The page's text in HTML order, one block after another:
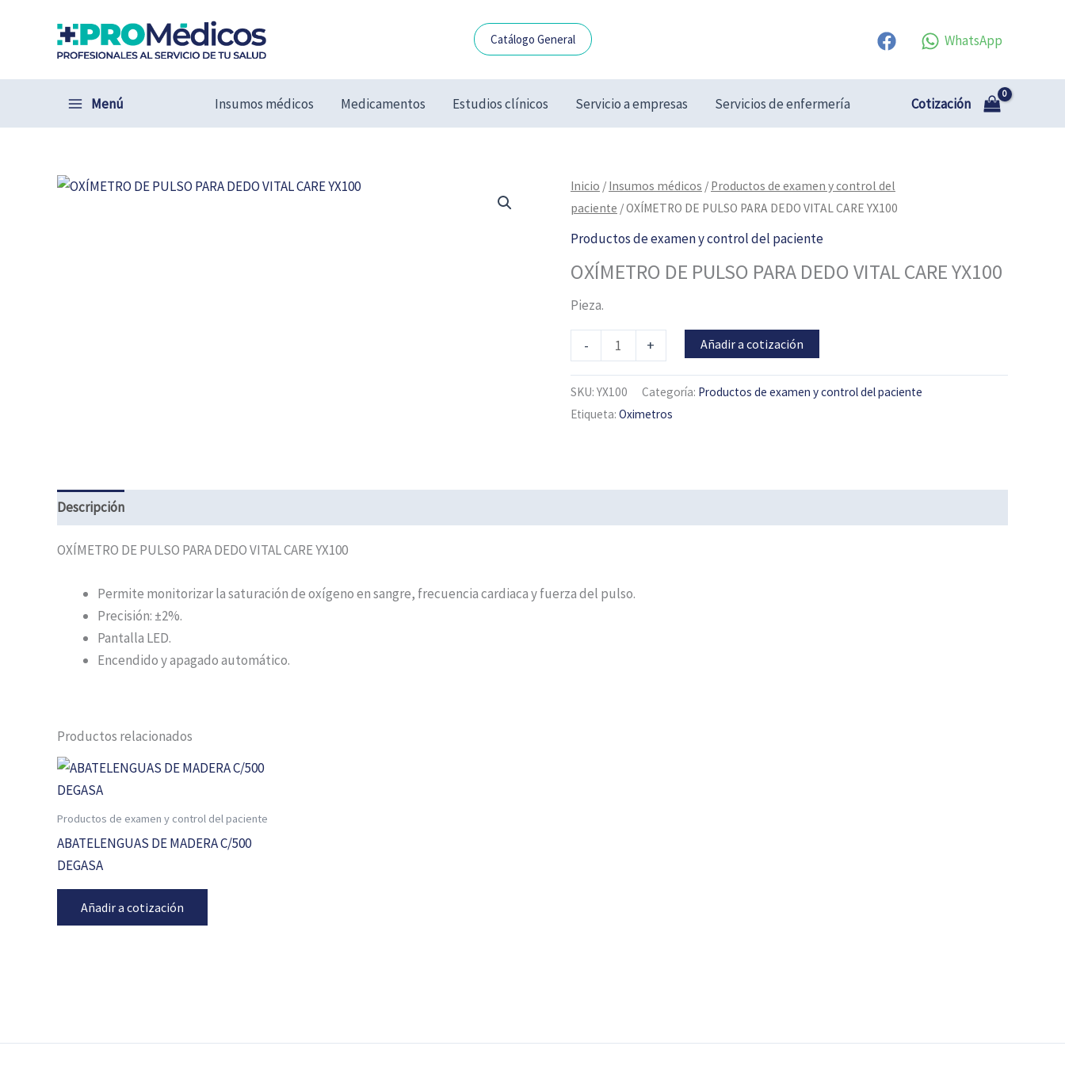
contenido
Catálogo General WhatsApp
Menú Insumos médicos Medicamentos Estudios clínicos Servicio a empresas Servicios de enfermería Cotización
Inicio / Insumos médicos / Productos de examen y control del
paciente / OXÍMETRO DE PULSO PARA DEDO VITAL CARE YX100
Productos de examen y control del paciente
OXÍMETRO DE PULSO PARA DEDO VITAL CARE YX100
Pieza.
-
OXÍMETRO
DE
PULSO
DEDO
VITAL
cantidad
+ Añadir a cotización
SKU: YX100 Categoría: Productos de examen y control del paciente
Etiqueta: Oximetros
Descripción
OXÍMETRO DE PULSO PARA DEDO VITAL CARE YX100
Permite monitorizar la saturación de oxígeno en sangre, frecuencia cardiaca y fuerza del pulso.
Precisión: ±2%.
Pantalla LED.
Encendido y apagado automático.
Productos relacionados
Productos de examen y control del paciente
ABATELENGUAS DE MADERA C/500
DEGASA
Añadir a cotización